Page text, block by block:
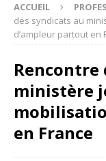
ACCUEIL
des syndicats au
d’ampleur partout en
Rencontre
ministère
en France